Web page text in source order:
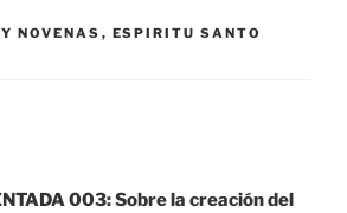
NOVENAS , ESPIRITU SANTO
003: Sobre la creación del